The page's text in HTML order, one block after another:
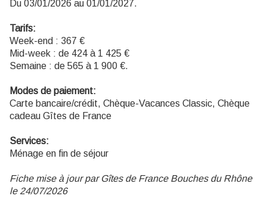
Du 03/01/2026 au 01/01/2027.
Tarifs:
Week-end : 367 €
Mid-week : de 424 à 1 425 €
Semaine : de 565 à 1 900 €.
Modes de paiement:
Carte bancaire/crédit, Chèque-Vacances Classic, Chèque
cadeau Gîtes de France
Services:
Ménage en fin de séjour
Fiche mise à jour par Gîtes de France Bouches du Rhône
le 24/07/2026